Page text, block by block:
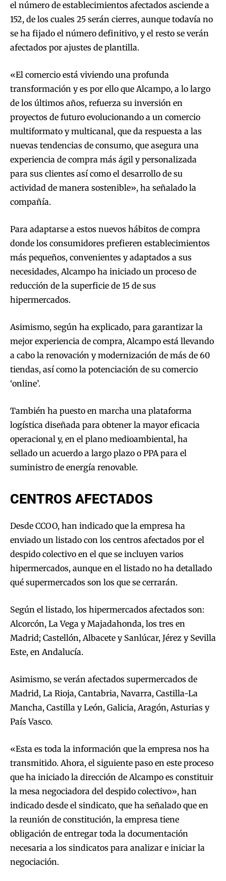
el número de establecimientos afectados asciende a
152, de los cuales 25 serán cierres, aunque todavía no
se ha fijado el número definitivo, y el resto se verán
afectados por ajustes de plantilla.
«El comercio está viviendo una profunda
transformación y es por ello que Alcampo, a lo largo
de los últimos años, refuerza su inversión en
proyectos de futuro evolucionando a un comercio
multiformato y multicanal, que da respuesta a las
nuevas tendencias de consumo, que asegura una
experiencia de compra más ágil y personalizada
para sus clientes así como el desarrollo de su
actividad de manera sostenible», ha señalado la
compañía.
Para adaptarse a estos nuevos hábitos de compra
donde los consumidores prefieren establecimientos
más pequeños, convenientes y adaptados a sus
necesidades, Alcampo ha iniciado un proceso de
reducción de la superficie de 15 de sus
hipermercados.
Asimismo, según ha explicado, para garantizar la
mejor experiencia de compra, Alcampo está llevando
a cabo la renovación y modernización de más de 60
tiendas, así como la potenciación de su comercio
‘online’.
También ha puesto en marcha una plataforma
logística diseñada para obtener la mayor eficacia
operacional y, en el plano medioambiental, ha
sellado un acuerdo a largo plazo o PPA para el
suministro de energía renovable.
CENTROS AFECTADOS
Desde CCOO, han indicado que la empresa ha
enviado un listado con los centros afectados por el
despido colectivo en el que se incluyen varios
hipermercados, aunque en el listado no ha detallado
qué supermercados son los que se cerrarán.
Según el listado, los hipermercados afectados son:
Alcorcón, La Vega y Majadahonda, los tres en
Madrid; Castellón, Albacete y Sanlúcar, Jérez y Sevilla
Este, en Andalucía.
Asimismo, se verán afectados supermercados de
Madrid, La Rioja, Cantabria, Navarra, Castilla-La
Mancha, Castilla y León, Galicia, Aragón, Asturias y
País Vasco.
«Esta es toda la información que la empresa nos ha
transmitido. Ahora, el siguiente paso en este proceso
que ha iniciado la dirección de Alcampo es constituir
la mesa negociadora del despido colectivo», han
indicado desde el sindicato, que ha señalado que en
la reunión de constitución, la empresa tiene
obligación de entregar toda la documentación
necesaria a los sindicatos para analizar e iniciar la
negociación.